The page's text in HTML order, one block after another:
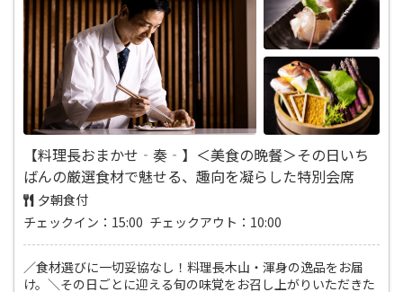
【料理長おまかせ‐奏‐】＜美食の晩餐＞その日いち
ばんの厳選食材で魅せる、趣向を凝らした特別会席
夕朝食付
チェックイン：15:00 チェックアウト：10:00
／食材選びに一切妥協なし！料理長木山・渾身の逸品をお届
け。＼その日ごとに迎える旬の味覚をお召し上がりいただきた